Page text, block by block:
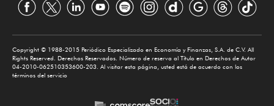
Copyright © 1988-2015 Periódico Especializado en Economía y Finanzas, S.A. de C.V. All
Rights Reserved. Derechos Reservados. Número de reserva al Título en Derechos de Autor
04-2010-062510353600-203. Al visitar esta página, usted está de acuerdo con los
términos del servicio